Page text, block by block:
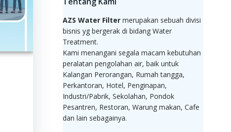
AZS Water Filtermerupakan sebuah divisi
bisnis yg bergerak di bidang Water
Treatment.
Kami menangani segala macam kebutuhan
peralatan pengolahan air, baik untuk
Kalangan Perorangan, Rumah tangga,
Perkantoran, Hotel, Penginapan,
Industri/Pabrik, Sekolahan, Pondok
Pesantren, Restoran, Warung makan, Cafe
dan lain sebagainya.